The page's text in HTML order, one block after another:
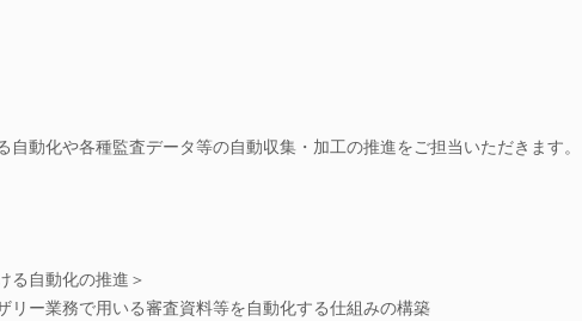
自動化や各種監査データ等の自動収集・加工の推進をご担当いただきます。
る自動化の推進＞
リー業務で用いる審査資料等を自動化する仕組みの構築